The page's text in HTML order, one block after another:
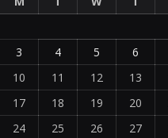
3
4 5 6
10
11 12 13
17
18 19 20
24
25 26 27